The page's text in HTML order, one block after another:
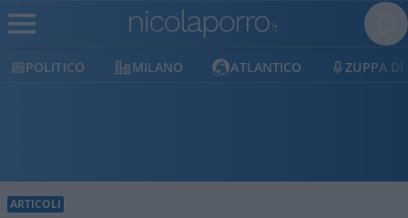
POLITICO MILANO ATLANTICO ZUPPA DI
ARTICOLI